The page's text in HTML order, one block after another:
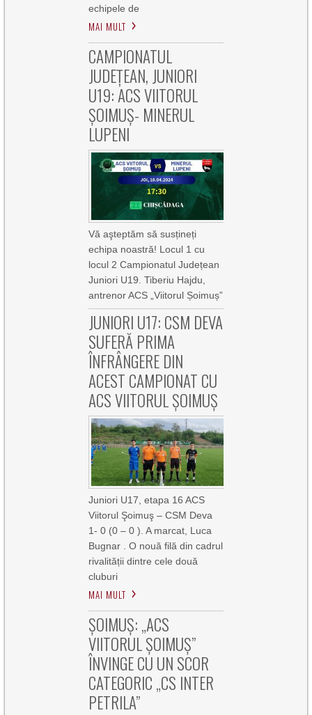
echipele de
MAI MULT
CAMPIONATUL
JUDEȚEAN, JUNIORI
U19: ACS VIITORUL
ȘOIMUȘ- MINERUL
LUPENI
Vă aşteptăm să susțineți
echipa noastră! Locul 1 cu
locul 2 Campionatul Județean
Juniori U19. Tiberiu Hajdu,
antrenor ACS „Viitorul Șoimuș”
JUNIORI U17: CSM DEVA
SUFERĂ PRIMA
ÎNFRÂNGERE DIN
ACEST CAMPIONAT CU
ACS VIITORUL ȘOIMUȘ
Juniori U17, etapa 16 ACS
Viitorul Şoimuş – CSM Deva
1- 0 (0 – 0 ). A marcat, Luca
Bugnar . O nouă filă din cadrul
rivalității dintre cele două
cluburi
MAI MULT
ȘOIMUȘ: „ACS
VIITORUL ȘOIMUȘ”
ÎNVINGE CU UN SCOR
CATEGORIC „CS INTER
PETRILA”